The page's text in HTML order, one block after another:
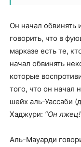
Он начал обвинять
говорить, что в
марказе есть те,
начал обвинять
которые
того, что он начал
шейх аль-Уассаби
Хаджури: “Он
Аль-Мауарди